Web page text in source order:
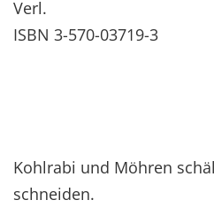
Verl.
ISBN 3-570-03719-3
Kohlrabi und Möhren
schneiden.